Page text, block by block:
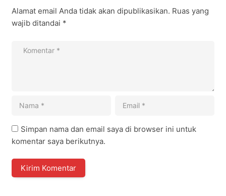
Alamat email Anda tidak akan dipublikasikan. Ruas yang
wajib ditandai *
Simpan nama dan email saya di browser ini untuk
komentar saya berikutnya.